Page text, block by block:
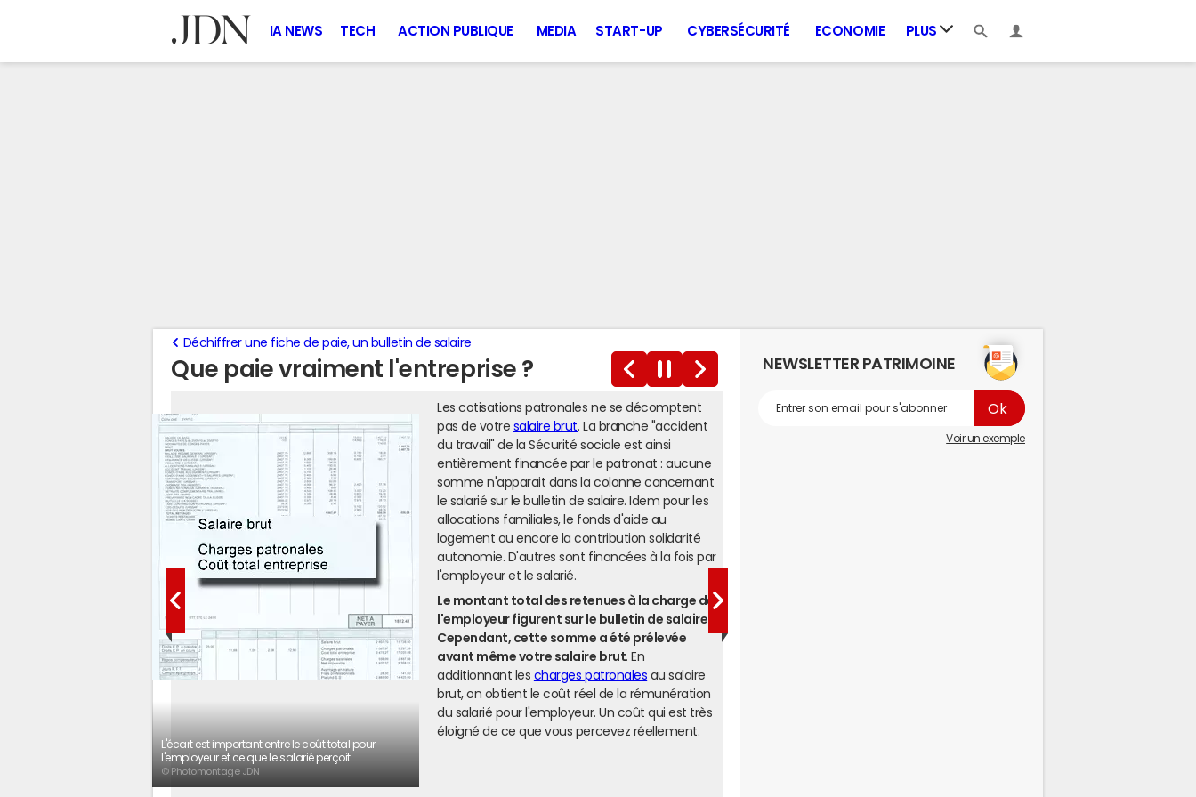
IA NEWS TECH ACTION PUBLIQUE MEDIA START-UP CYBERSÉCURITÉ ECONOMIE PLUS
Que paie vraiment l'entreprise ?
Déchiffrer une fiche de paie, un bulletin de salaire
L'écart est important entre le coût total pour
l'employeur et ce que le salarié perçoit.
© Photomontage JDN
Les cotisations patronales ne se décomptent
pas de votre salaire brut. La branche "accident
du travail" de la Sécurité sociale est ainsi
entièrement financée par le patronat : aucune
somme n'apparait dans la colonne concernant
le salarié sur le bulletin de salaire. Idem pour les
allocations familiales, le fonds d'aide au
logement ou encore la contribution solidarité
autonomie. D'autres sont financées à la fois par
l'employeur et le salarié.
Le montant total des retenues à la charge de
l'employeur figurent sur le bulletin de salaire.
Cependant, cette somme a été prélevée
avant même votre salaire brut. En
additionnant les charges patronales au salaire
brut, on obtient le coût réel de la rémunération
du salarié pour l'employeur. Un coût qui est très
éloigné de ce que vous percevez réellement.
NEWSLETTER PATRIMOINE
Voir un exemple